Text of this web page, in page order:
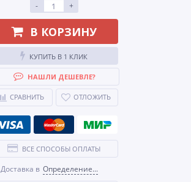
-
+
В КОРЗИНУ
КУПИТЬ В 1 КЛИК
НАШЛИ ДЕШЕВЛЕ?
СРАВНИТЬ ОТЛОЖИТЬ
ВСЕ СПОСОБЫ ОПЛАТЫ
Доставка в Определение...